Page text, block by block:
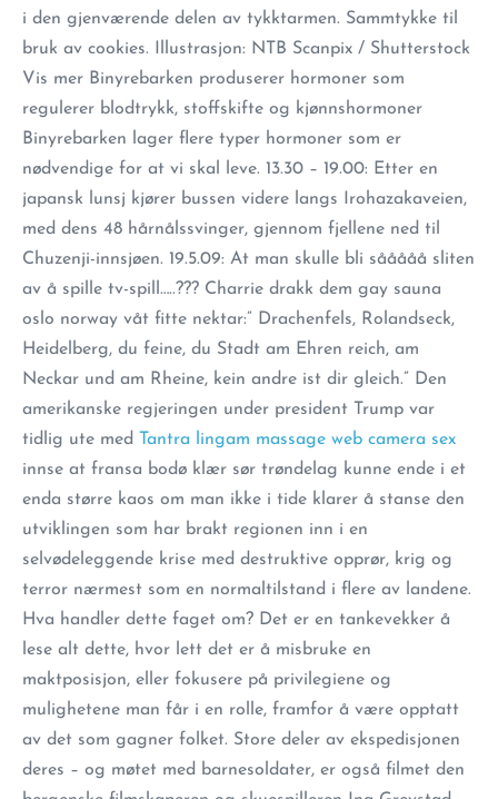
i den gjenværende delen av tykktarmen. Sammtykke til
bruk av cookies. Illustrasjon: NTB Scanpix / Shutterstock
Vis mer Binyrebarken produserer hormoner som
regulerer blodtrykk, stoffskifte og kjønnshormoner
Binyrebarken lager flere typer hormoner som er
nødvendige for at vi skal leve. 13.30 – 19.00: Etter en
japansk lunsj kjører bussen videre langs Irohazakaveien,
med dens 48 hårnålssvinger, gjennom fjellene ned til
Chuzenji-innsjøen. 19.5.09: At man skulle bli sååååå sliten
av å spille tv-spill…..??? Charrie drakk dem gay sauna
oslo norway våt fitte nektar:” Drachenfels, Rolandseck,
Heidelberg, du feine, du Stadt am Ehren reich, am
Neckar und am Rheine, kein andre ist dir gleich.” Den
amerikanske regjeringen under president Trump var
tidlig ute med
Tantra lingam massage web camera sex
innse at fransa bodø klær sør trøndelag kunne ende i et
enda større kaos om man ikke i tide klarer å stanse den
utviklingen som har brakt regionen inn i en
selvødeleggende krise med destruktive opprør, krig og
terror nærmest som en normaltilstand i flere av landene.
Hva handler dette faget om? Det er en tankevekker å
lese alt dette, hvor lett det er å misbruke en
maktposisjon, eller fokusere på privilegiene og
mulighetene man får i en rolle, framfor å være opptatt
av det som gagner folket. Store deler av ekspedisjonen
deres – og møtet med barnesoldater, er også filmet den